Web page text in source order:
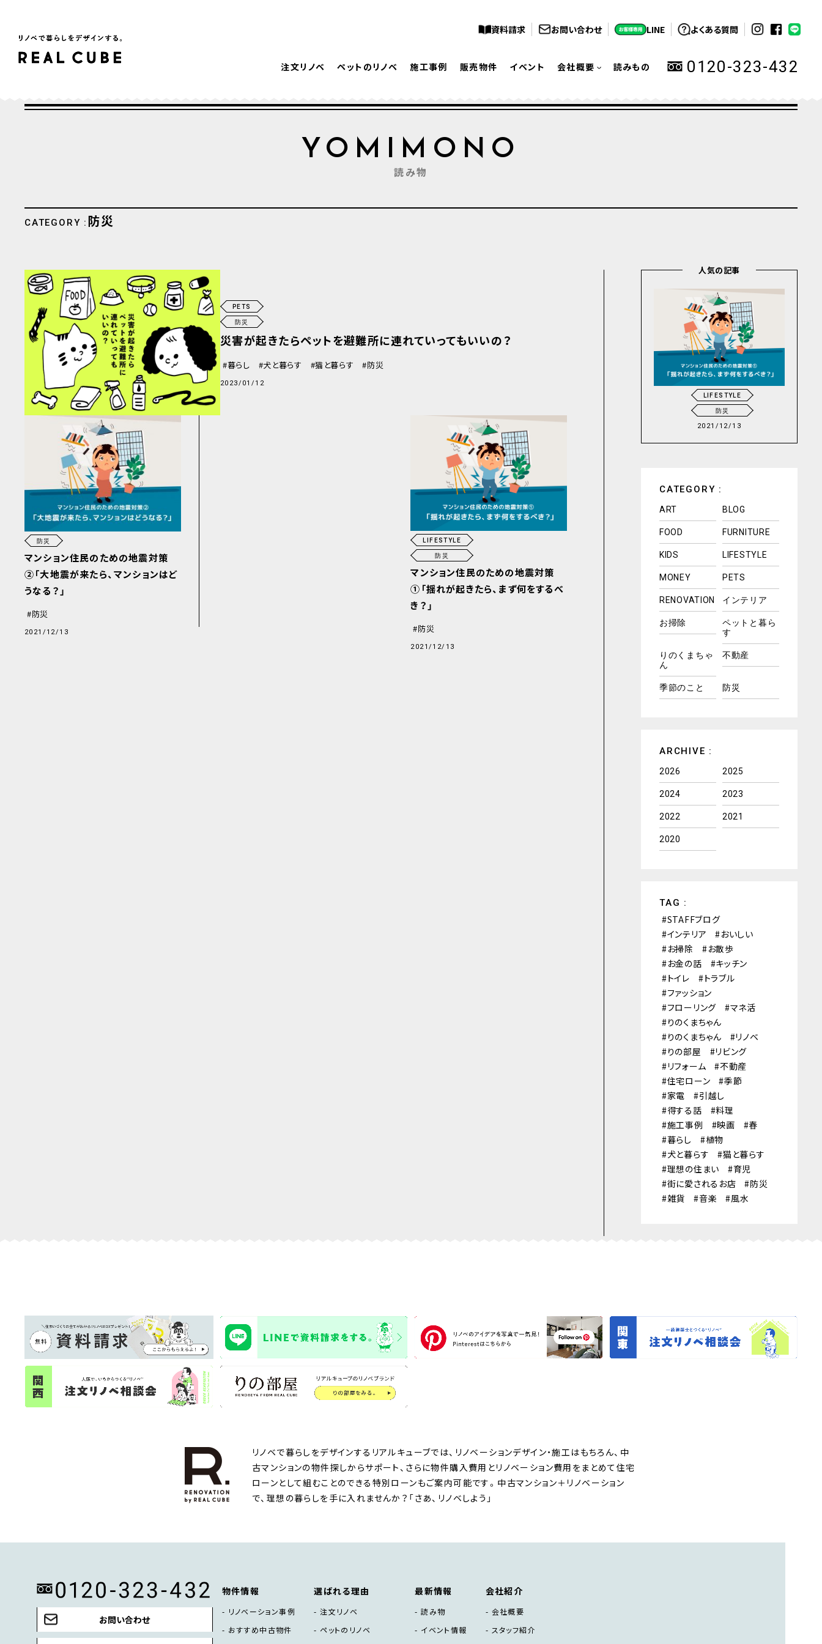
資料請求 お問い合わせ LINE よくある質問
注文リノベ ペットのリノベ 施工事例 販売物件 イベント 会社概要 読みもの 0120-323-432
YOMIMONO
読み物
CATEGORY : 防災
PETS
防災
災害が起きたらペットを避難所に連れていってもいいの？
暮らし 犬と暮らす 猫と暮らす 防災
2023/01/12
防災
マンション住民のための地震対策
②「大地震が来たら、マンションはど
うなる？」
防災
2021/12/13
LIFESTYLE
防災
マンション住民のための地震対策
①「揺れが起きたら、まず何をするべ
き？」
防災
2021/12/13
人気の記事
LIFESTYLE
防災
2021/12/13
CATEGORY :
ART BLOG
FOOD FURNITURE
KIDS LIFESTYLE
MONEY PETS
RENOVATION インテリア
お掃除
ペットと暮ら
す
りのくまちゃ
ん
不動産
季節のこと 防災
ARCHIVE :
2026 2025
2024 2023
2022 2021
2020
TAG :
STAFFブログ
インテリア
おいしい
お掃除
お散歩
お金の話
キッチン
トイレ
トラブル
ファッション
フローリング
マネ活
りのくまちゃん
りのくまちゃん
リノベ
りの部屋
リビング
リフォーム
不動産
住宅ローン
季節
家電
引越し
得する話
料理
施工事例
映画
春
暮らし
植物
犬と暮らす
猫と暮らす
理想の住まい
育児
街に愛されるお店
防災
雑貨
音楽 風水
リノベで暮らしをデザインするリアルキューブでは、リノベーションデザイン・施工はもちろん、中
古マンションの物件探しからサポート、さらに物件購入費用とリノベーション費用をまとめて住宅
ローンとして組むことのできる特別ローンもご案内可能です。中古マンション＋リノベーション
で、理想の暮らしを手に入れませんか？「さあ、リノベしよう」
お問い合わせ
物件情報
リノベーション事例
おすすめ中古物件
選ばれる理由
注文リノベ
ペットのリノベ
最新情報
読み物
イベント情報
会社紹介
会社概要
スタッフ紹介